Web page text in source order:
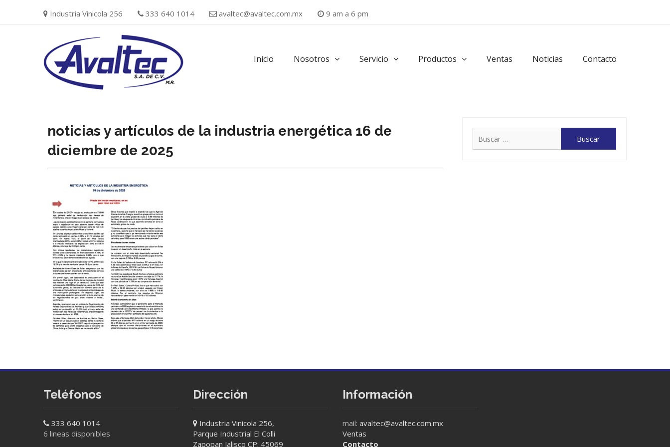
content
Industria Vinicola 256 333 640 1014 avaltec@avaltec.com.mx 9 am a 6 pm
Inicio Nosotros Servicio Productos Ventas Noticias Contacto
noticias y artículos de la industria energética 16 de
diciembre de 2025
Teléfonos
333 640 1014
6 lineas disponibles
Dirección
Industria Vinicola 256,
Parque Industrial El Colli
Zapopan Jalisco CP: 45069
Información
mail: avaltec@avaltec.com.mx
Ventas
Contacto